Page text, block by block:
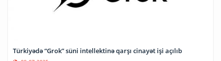
Türkiyədə “Grok” süni intellektinə qarşı cinayət işi açılıb